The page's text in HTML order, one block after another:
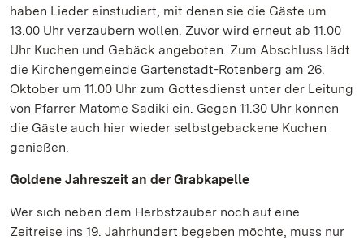
haben Lieder einstudiert, mit denen sie die Gäste um
13.00 Uhr verzaubern wollen. Zuvor wird erneut ab 11.00
Uhr Kuchen und Gebäck angeboten. Zum Abschluss lädt
die Kirchengemeinde Gartenstadt-Rotenberg am 26.
Oktober um 11.00 Uhr zum Gottesdienst unter der Leitung
von Pfarrer Matome Sadiki ein. Gegen 11.30 Uhr können
die Gäste auch hier wieder selbstgebackene Kuchen
genießen.
Goldene Jahreszeit an der Grabkapelle
Wer sich neben dem Herbstzauber noch auf eine
Zeitreise ins 19. Jahrhundert begeben möchte, muss nur